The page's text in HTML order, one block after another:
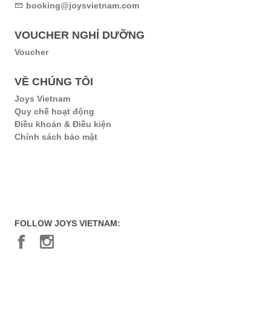
booking@joysvietnam.com
VOUCHER NGHỈ DƯỠNG
Voucher
VỀ CHÚNG TÔI
Joys Vietnam
Quy chế hoạt động
Điều khoản & Điều kiện
Chính sách bảo mật
FOLLOW JOYS VIETNAM: